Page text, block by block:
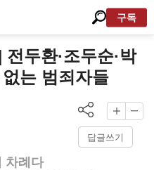
구독
두환·조두순·박
는 범죄자들
답글쓰기
차례다